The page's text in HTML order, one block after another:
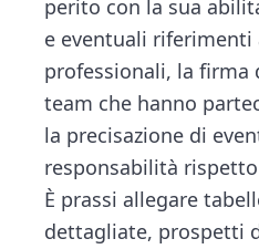
perito con la sua
e eventuali
professionali, la firma
team che hanno
la precisazione di
responsabilità rispetto
È prassi allegare
dettagliate, prospetti